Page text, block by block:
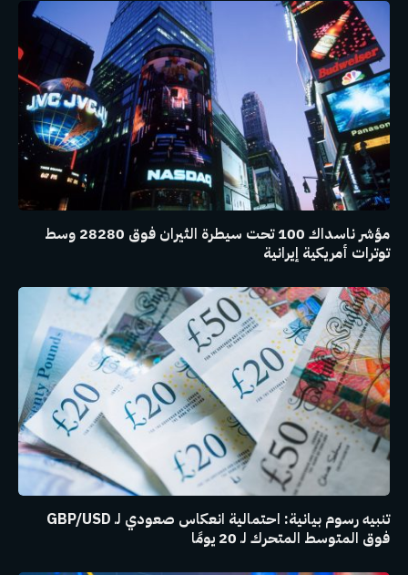
مؤشر ناسداك 100 تحت سيطرة الثيران فوق 28280 وسط
توترات أمريكية إيرانية
تنبيه رسوم بيانية: احتمالية انعكاس صعودي لـ GBP/USD
فوق المتوسط المتحرك لـ 20 يومًا